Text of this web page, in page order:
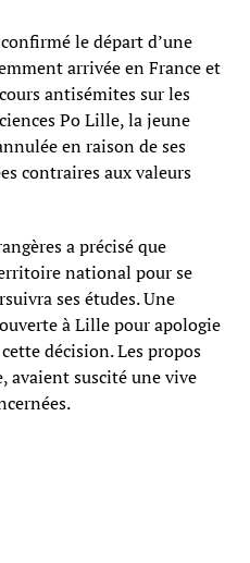
le départ d’une
arrivée en France et
antisémites sur les
Po Lille, la jeune
en raison de ses
contraires aux valeurs
a précisé que
national pour se
ses études. Une
à Lille pour apologie
décision. Les propos
avaient suscité une vive